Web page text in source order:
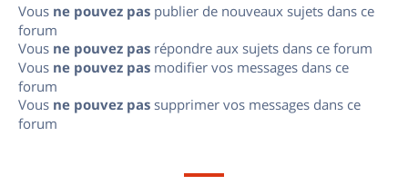
Vous ne pouvez pas publier de nouveaux sujets dans ce
forum
Vous ne pouvez pas répondre aux sujets dans ce forum
Vous ne pouvez pas modifier vos messages dans ce
forum
Vous ne pouvez pas supprimer vos messages dans ce
forum